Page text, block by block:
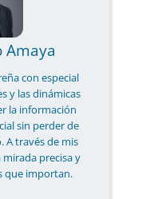
Amaya
con especial
y las dinámicas
la información
sin perder de
A través de mis
precisa y
que importan.